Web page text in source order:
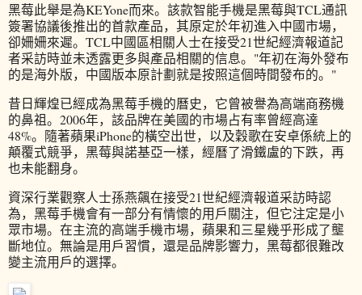
黑莓此舉是為KEYone而來。該款智能手機是黑莓與TCL通訊
簽署協議後推出的首款產品，其原定於年初進入中國市場，
卻姍姍來遲。TCL中國區相關人士在接受21世紀經濟報道記
者采訪時並未透露更多與產品相關的信息。"年初在海外發布
的是海外版，中國版本原計劃就是按照這個時間發布的。"
昔日輝煌已經成為黑莓手機的曆史，它曾被譽為高端商務機
的鼻祖。2006年，該品牌在美國的市場占有率曾經高達
48%。隨著蘋果iPhone的橫空出世，以及穀歌在安卓係統上的
顛覆式競爭，黑莓與諾基亞一樣，經曆了滑鐵盧的下跌，再
也未能翻身。
資深行業觀察人士孫燕飆在接受21世紀經濟報道采訪時認
為，黑莓手機會有一部分有情懷的用戶關注，但它注定是小
眾市場。在主流的高端手機市場，蘋果和三星幾乎形成了壟
斷地位。無論是用戶習慣，還是品牌影響力，黑莓都很難改
變主流用戶的選擇。